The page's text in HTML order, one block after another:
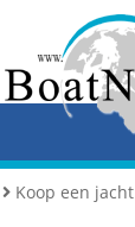
Koop een jacht